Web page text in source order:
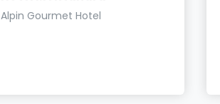
Alpin Gourmet Hotel